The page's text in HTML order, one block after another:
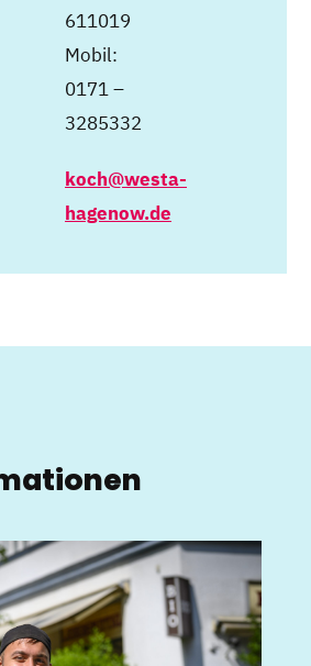
611019
Mobil:
0171 –
3285332
koch@westa-
hagenow.de